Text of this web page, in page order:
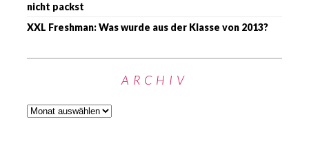
nicht packst
XXL Freshman: Was wurde aus der Klasse von 2013?
ARCHIV